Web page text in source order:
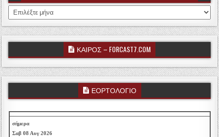
ΠΡΟΗΓΟΥΜΕΝΗ ΕΚΔΟΣΗ ΙΣΤΟΤΟΠΟΥ (2006-2018)
ΚΑΙΡΟΣ – FORCAST7.COM
ΕΟΡΤΟΛΟΓΙΟ
σήμερα
Σαβ 08 Αυγ 2026